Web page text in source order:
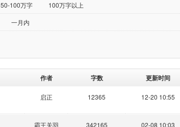
50-100万字
100万字以上
一月内
作者 字数 更新时间
启正 12365 12-20 10:55
霸王关羽 342165 02-08 10:03